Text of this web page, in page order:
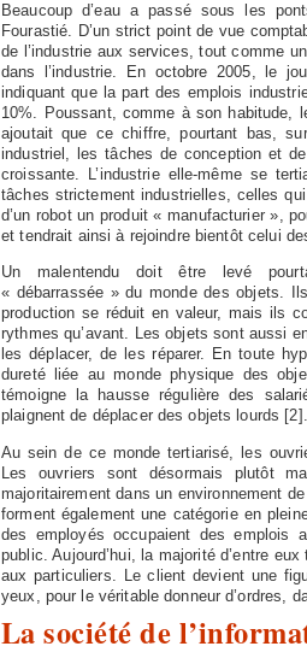
Beaucoup d’eau a passé sous les
Fourastié. D’un strict point de vue
de l’industrie aux services, tout comme
dans l’industrie. En octobre 2005, le
indiquant que la part des emplois
10%. Poussant, comme à son habitude,
ajoutait que ce chiffre, pourtant bas,
industriel, les tâches de conception et
croissante. L’industrie elle-même se
tâches strictement industrielles, celles
d’un robot un produit « manufacturier »,
et tendrait ainsi à rejoindre bientôt celui
Un malentendu doit être levé
« débarrassée » du monde des objets.
production se réduit en valeur, mais ils
rythmes qu’avant. Les objets sont aussi
les déplacer, de les réparer. En toute
dureté liée au monde physique des
témoigne la hausse régulière des
plaignent de déplacer des objets lourds [2] .
Au sein de ce monde tertiarisé, les
Les ouvriers sont désormais plutôt
majoritairement dans un environnement
forment également une catégorie en
des employés occupaient des emplois
public. Aujourd’hui, la majorité d’entre
aux particuliers. Le client devient une
yeux, pour le véritable donneur d’ordres,
La société de